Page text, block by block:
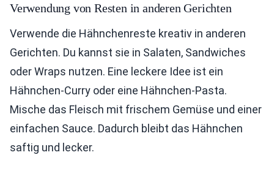
Verwendung von Resten in anderen Gerichten
Verwende die Hähnchenreste kreativ in anderen
Gerichten. Du kannst sie in Salaten, Sandwiches
oder Wraps nutzen. Eine leckere Idee ist ein
Hähnchen-Curry oder eine Hähnchen-Pasta.
Mische das Fleisch mit frischem Gemüse und einer
einfachen Sauce. Dadurch bleibt das Hähnchen
saftig und lecker.